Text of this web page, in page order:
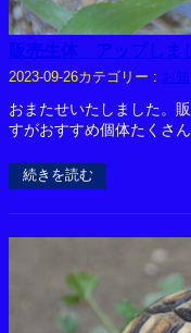
販売生体 アップしま
2023-09-26カテゴリー : お
おまたせいたしました。
すがおすすめ個体たくさん
続きを読む